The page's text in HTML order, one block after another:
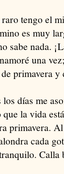
raro tengo el
es muy
sabe nada.
una
primavera y
los días me
que la vida
primavera.
cada
Calla